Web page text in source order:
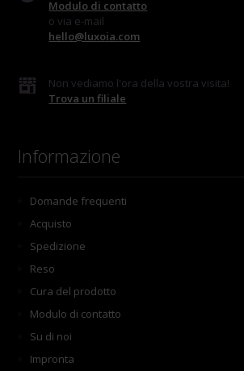
Modulo di contatto
o via e-mail
hello@luxoia.com
Non vediamo l'ora della vostra visita!
Trova un filiale
Informazione
Domande frequenti
Acquisto
Spedizione
Reso
Cura del prodotto
Modulo di contatto
Su di noi
Impronta